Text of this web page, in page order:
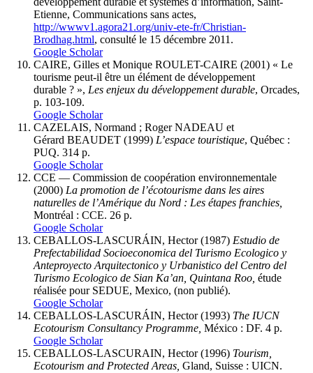
Etienne, Communications sans actes,
http://wwwv1.agora21.org/univ-ete-fr/Christian-
Brodhag.html, consulté le 15 décembre 2011.
Google Scholar
CAIRE, Gilles et Monique ROULET-CAIRE (2001) « Le
tourisme peut-il être un élément de développement
durable ? », Les enjeux du développement durable, Orcades,
p. 103-109.
Google Scholar
CAZELAIS, Normand ; Roger NADEAU et
Gérard BEAUDET (1999) L’espace touristique, Québec :
PUQ. 314 p.
Google Scholar
CCE — Commission de coopération environnementale
(2000) La promotion de l’écotourisme dans les aires
naturelles de l’Amérique du Nord : Les étapes franchies,
Montréal : CCE. 26 p.
Google Scholar
CEBALLOS-LASCURÁIN, Hector (1987) Estudio de
Prefectabilidad Socioeconomica del Turismo Ecologico y
Anteproyecto Arquitectonico y Urbanistico del Centro del
Turismo Ecologico de Sian Ka’an, Quintana Roo, étude
réalisée pour SEDUE, Mexico, (non publié).
Google Scholar
CEBALLOS-LASCURÁIN, Hector (1993) The IUCN
Ecotourism Consultancy Programme, México : DF. 4 p.
Google Scholar
CEBALLOS-LASCURAIN, Hector (1996) Tourism,
Ecotourism and Protected Areas, Gland, Suisse : UICN.